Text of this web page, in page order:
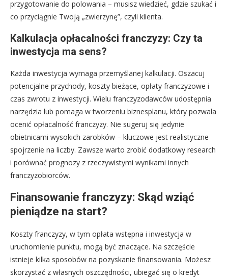
przygotowanie do polowania – musisz wiedzieć, gdzie szukać i
co przyciągnie Twoją „zwierzynę”, czyli klienta.
Kalkulacja opłacalności franczyzy: Czy ta
inwestycja ma sens?
Każda inwestycja wymaga przemyślanej kalkulacji. Oszacuj
potencjalne przychody, koszty bieżące, opłaty franczyzowe i
czas zwrotu z inwestycji. Wielu franczyzodawców udostępnia
narzędzia lub pomaga w tworzeniu biznesplanu, który pozwala
ocenić opłacalność franczyzy. Nie sugeruj się jedynie
obietnicami wysokich zarobków – kluczowe jest realistyczne
spojrzenie na liczby. Zawsze warto zrobić dodatkowy research
i porównać prognozy z rzeczywistymi wynikami innych
franczyzobiorców.
Finansowanie franczyzy: Skąd wziąć
pieniądze na start?
Koszty franczyzy, w tym opłata wstępna i inwestycja w
uruchomienie punktu, mogą być znaczące. Na szczęście
istnieje kilka sposobów na pozyskanie finansowania. Możesz
skorzystać z własnych oszczędności, ubiegać się o kredyt